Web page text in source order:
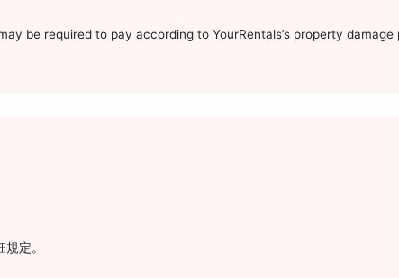
be required to pay according to YourRentals’s property damage
定。